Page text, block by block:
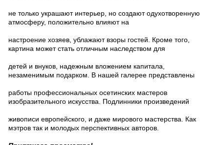
не только украшают интерьер, но создают одухотворенную
атмосферу, положительно влияют на
настроение хозяев, ублажают взоры гостей. Кроме того,
картина может стать отличным наследством для
детей и внуков, надежным вложением капитала,
незаменимым подарком. В нашей галерее представлены
работы профессиональных осетинских мастеров
изобразительного искусства. Подлинники произведений
живописи европейского, и даже мирового мастерства. Как
мэтров так и молодых перспективных авторов.